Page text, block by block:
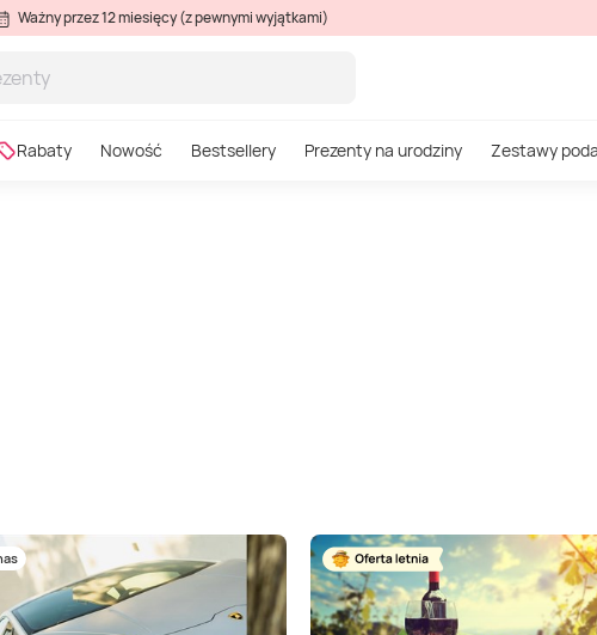
Ważny przez 12 miesięcy (z pewnymi wyjątkami)
Rabaty Nowość Bestsellery Prezenty na urodziny Zestawy